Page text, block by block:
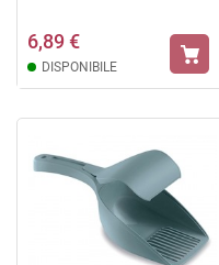
6,89 €
DISPONIBILE